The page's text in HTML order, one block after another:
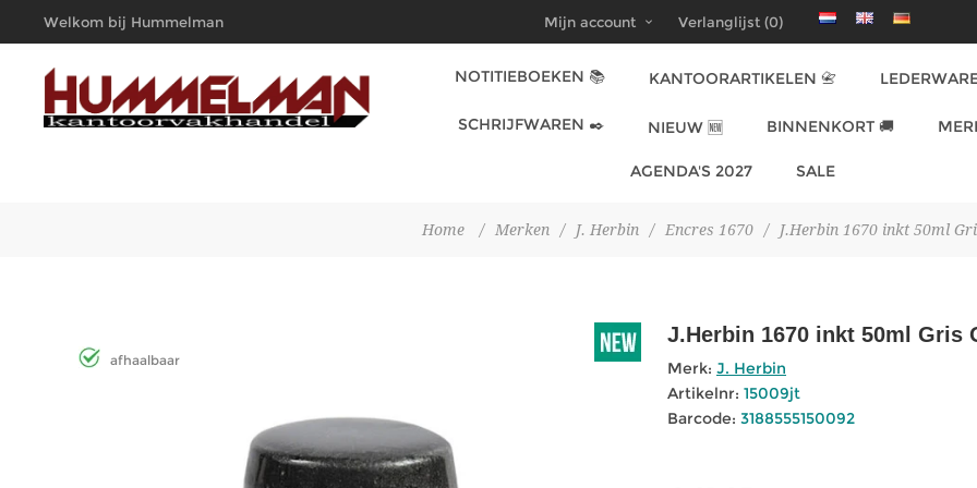
Welkom bij Hummelman
Kantoorvakhandel
Mijn account Verlanglijst (0)
NOTITIEBOEKEN 📚 KANTOORARTIKELEN 📇
SCHRIJFWAREN ✒️ NIEUW 🆕 BINNENKORT 🚚
AGENDA'S 2027 SALE
Home / Merken / J. Herbin / Encres 1670 / J.Herbin 1670 inkt 50ml
afhaalbaar
J.Herbin 1670 inkt 50ml Gris
Merk: J. Herbin
Artikelnr: 15009jt
Barcode: 3188555150092